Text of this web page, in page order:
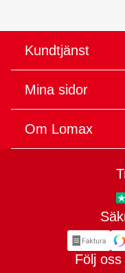
Kundtjänst
Mina sidor
Om Lomax
Följ